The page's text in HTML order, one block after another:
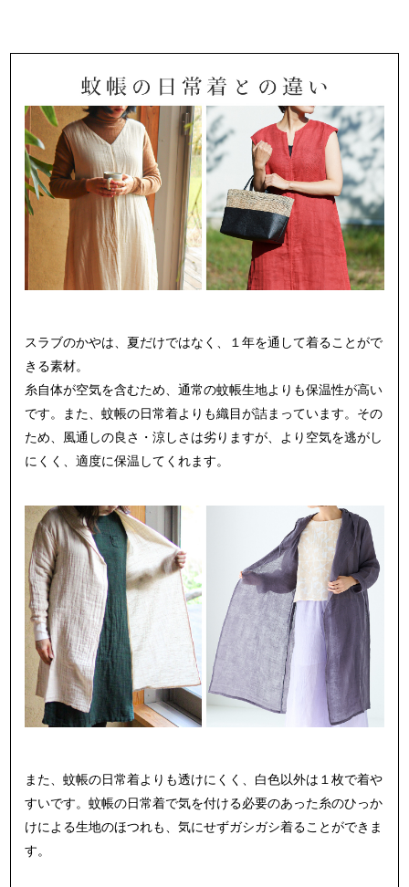
スラブのかやは、夏だけではなく、１年を通して着ることがで
きる素材。
糸自体が空気を含むため、通常の蚊帳生地よりも保温性が高い
です。
また、蚊帳の日常着よりも織目が詰まっています。 その
ため、風通しの良さ・涼しさは劣りますが、
より空気を逃がし
にくく、適度に保温してくれます。
また、蚊帳の日常着よりも透けにくく、 白色以外は１枚で着や
すいです。蚊帳の日常着で気を付ける必要のあった糸のひっか
けによる生地のほつれも、気にせずガシガシ着ることができま
す。